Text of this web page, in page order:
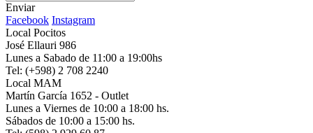
Enviar
Facebook Instagram
Local Pocitos
José Ellauri 986
Lunes a Sabado de 11:00 a 19:00hs
Tel: (+598) 2 708 2240
Local MAM
Martín García 1652 - Outlet
Lunes a Viernes de 10:00 a 18:00 hs.
Sábados de 10:00 a 15:00 hs.